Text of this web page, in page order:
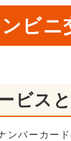
ビ
ビス
ンバーカー